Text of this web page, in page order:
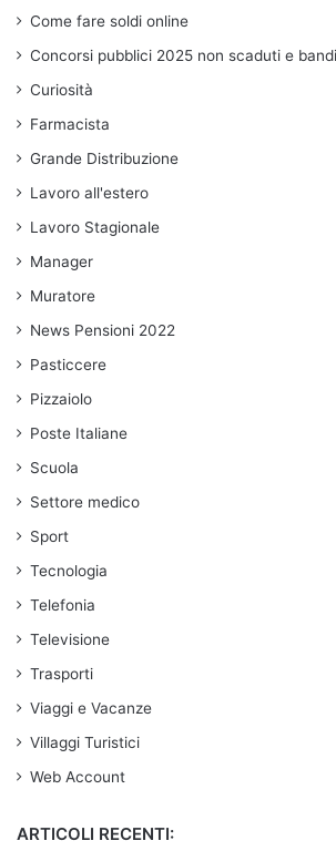
Come fare soldi online
Concorsi pubblici 2025 non scaduti e
Curiosità
Farmacista
Grande Distribuzione
Lavoro all'estero
Lavoro Stagionale
Manager
Muratore
News Pensioni 2022
Pasticcere
Pizzaiolo
Poste Italiane
Scuola
Settore medico
Sport
Tecnologia
Telefonia
Televisione
Trasporti
Viaggi e Vacanze
Villaggi Turistici
Web Account
ARTICOLI RECENTI: